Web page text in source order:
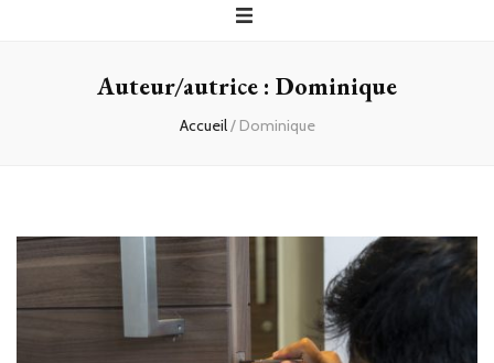
Auteur/autrice : Dominique
Accueil/ Dominique